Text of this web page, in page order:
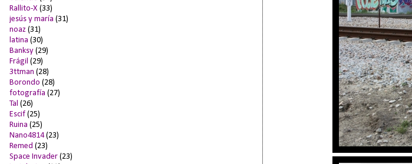
Rallito-X (33)
jesús y maría (31)
noaz (31)
latina (30)
Banksy (29)
Frágil (29)
3ttman (28)
Borondo (28)
fotografía (27)
Tal (26)
Escif (25)
Ruina (25)
Nano4814 (23)
Remed (23)
Space Invader (23)